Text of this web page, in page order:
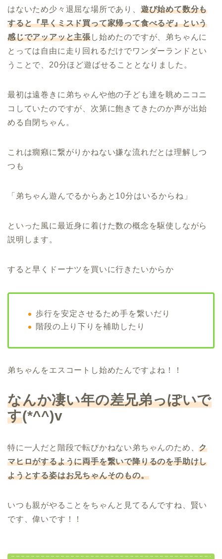
はないため少々退屈な場所であり、 遊び始めて数分も
すると『早くミスド買って家帰って食べるぞ』という
感じでアッアッと主張し始めたのですが、弟ちゃんに
とっては自由に走り回れるだけでワンダーランドとい
うことで、20分ほど遊ばせることとなりました。
最初は遠巻きに弟ちゃんや他の子ども達を眺めニコニ
コしていたのですが、次第に飽きてきたのか声が出始
める自閉ちゃん。
これは癇癪に繋がりかねない嫌な流れだとは理解しつ
つも
「弟ちゃん遊んでるからあと10分はいるからね」
といった風に最近身に着けた数の概念を駆使しながら
説明します。
すると早くドーナツを買いに行きたいからか
歩行を安定させるため手を繋いだり
階段の上り下りを補助したり
弟ちゃんをエスコートし始めたんですよね！！
なんか凄い年の差兄弟っぽいで
す(*^^)v
特に一人だと階段で転びかねない弟ちゃんのため、ク
マヒロがするように両手を繋いで降りるのを手助けし
ようとする姿はお兄ちゃんそのもの。
いつも親がやることをちゃんと見てるんですね、賢い
です、偉いです！！